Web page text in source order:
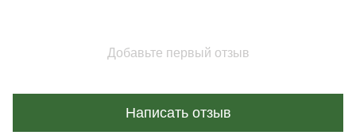
Добавьте первый отзыв
Написать отзыв